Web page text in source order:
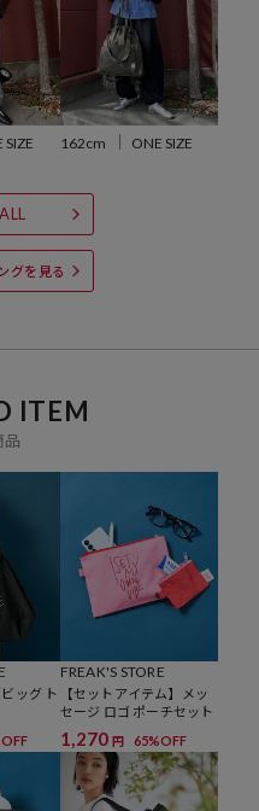
ります。
た表示のサイズ感と実物は若干
ける対象商品の通常販売（先
始時点の価格です。
】
ドキを日本に伝えたい」という
ルチャーやアートなど自分たち
極的に楽しむ生活体験者＝フ
の楽しみ方をリアルに提案する
SIZE 162cm ONE SIZE
グを見る
ITEM
品
ッグ ト
FREAK'S STORE
【セットアイテム】メッ
セージ ロゴ ポーチセット
1,270 円 65%OFF